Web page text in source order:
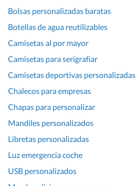
Bolsas personalizadas baratas
Botellas de agua reutilizables
Camisetas al por mayor
Camisetas para serigrafiar
Camisetas deportivas personalizadas
Chalecos para empresas
Chapas para personalizar
Mandiles personalizados
Libretas personalizadas
Luz emergencia coche
USB personalizados